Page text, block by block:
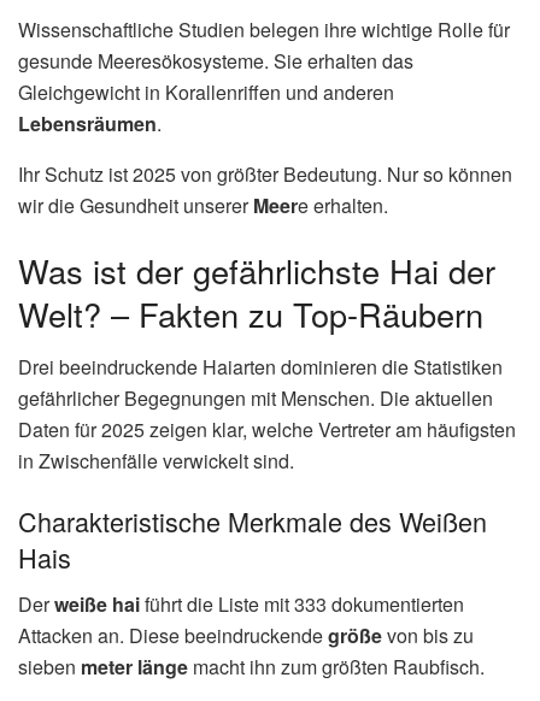
Wissenschaftliche Studien belegen ihre wichtige Rolle für
gesunde Meeresökosysteme. Sie erhalten das
Gleichgewicht in Korallenriffen und anderen
Lebensräumen.
Ihr Schutz ist 2025 von größter Bedeutung. Nur so können
wir die Gesundheit unsererMeere erhalten.
Was ist der gefährlichste Hai der
Welt? – Fakten zu Top-Räubern
Drei beeindruckende Haiarten dominieren die Statistiken
gefährlicher Begegnungen mit Menschen. Die aktuellen
Daten für 2025 zeigen klar, welche Vertreter am häufigsten
in Zwischenfälle verwickelt sind.
Charakteristische Merkmale des Weißen
Hais
Derweiße haiführt die Liste mit 333 dokumentierten
Attacken an. Diese beeindruckendegrößevon bis zu
sieben meter länge macht ihn zum größten Raubfisch.